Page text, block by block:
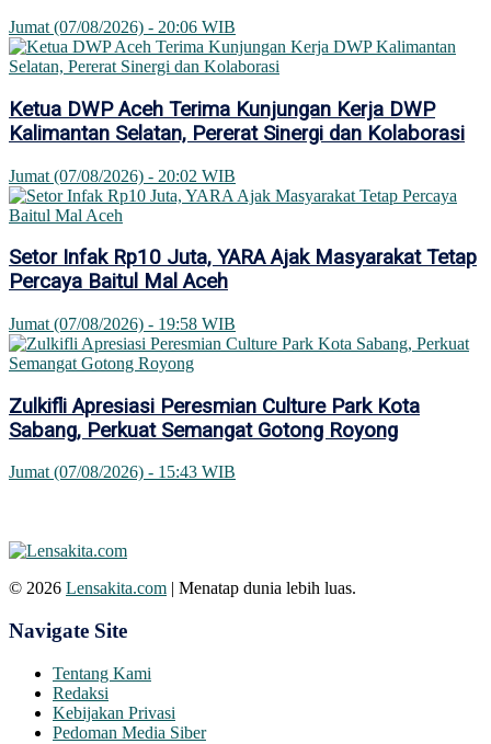
Jumat (07/08/2026) - 20:06 WIB
Ketua DWP Aceh Terima Kunjungan Kerja DWP
Kalimantan Selatan, Pererat Sinergi dan Kolaborasi
Jumat (07/08/2026) - 20:02 WIB
Setor Infak Rp10 Juta, YARA Ajak Masyarakat Tetap
Percaya Baitul Mal Aceh
Jumat (07/08/2026) - 19:58 WIB
Zulkifli Apresiasi Peresmian Culture Park Kota
Sabang, Perkuat Semangat Gotong Royong
Jumat (07/08/2026) - 15:43 WIB
© 2026 Lensakita.com | Menatap dunia lebih luas.
Navigate Site
Tentang Kami
Redaksi
Kebijakan Privasi
Pedoman Media Siber